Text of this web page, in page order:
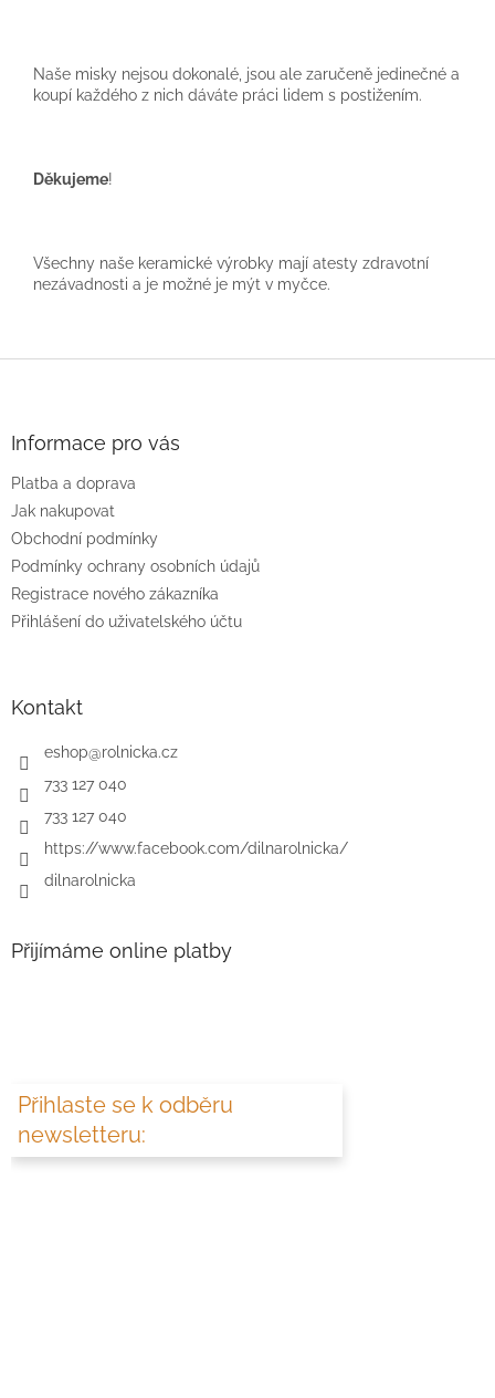
Naše misky nejsou dokonalé, jsou ale zaručeně jedinečné a
koupí každého z nich dáváte práci lidem s postižením.
Děkujeme!
Všechny naše keramické výrobky mají atesty zdravotní
nezávadnosti a je možné je mýt v myčce.
Informace pro vás
Platba a doprava
Jak nakupovat
Obchodní podmínky
Podmínky ochrany osobních údajů
Registrace nového zákazníka
Přihlášení do uživatelského účtu
Kontakt
eshop@rolnicka.cz
733 127 040
733 127 040
https://www.facebook.com/dilnarolnicka/
dilnarolnicka
Přijímáme online platby
Přihlaste se k odběru
newsletteru: